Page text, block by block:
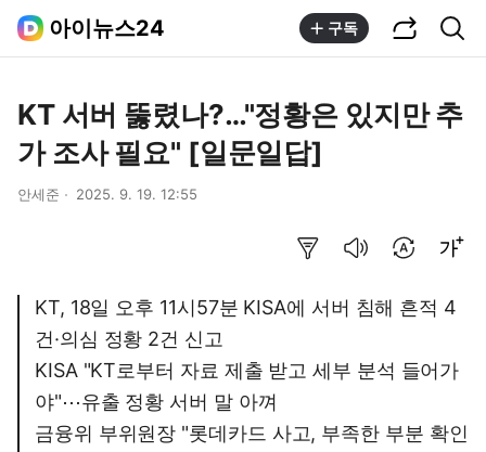
아이뉴스24 구독
KT 서버 뚫렸나?…"정황은 있지만 추
가 조사 필요" [일문일답]
안세준 2025. 9. 19. 12:55
KT, 18일 오후 11시57분 KISA에 서버 침해 흔적 4
건·의심 정황 2건 신고
KISA "KT로부터 자료 제출 받고 세부 분석 들어가
야"⋯유출 정황 서버 말 아껴
금융위 부위원장 "롯데카드 사고, 부족한 부분 확인